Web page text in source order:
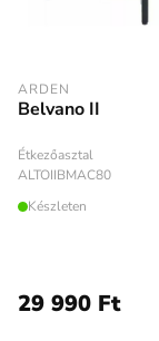
ARDEN
Belvano II
Étkezőasztal
ALTOIIBMAC80
Készleten
29 990 Ft